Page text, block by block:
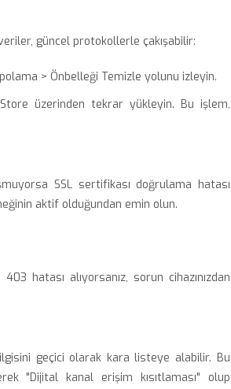
güncel protokollerle çakışabilir:
> Önbelleği Temizle yolunu izleyin.
Store üzerinden tekrar yükleyin. Bu işlem,
SSL sertifikası doğrulama hatası
aktif olduğundan emin olun.
hatası alıyorsanız, sorun cihazınızdan
geçici olarak kara listeye alabilir. Bu
"Dijital kanal erişim kısıtlaması" olup